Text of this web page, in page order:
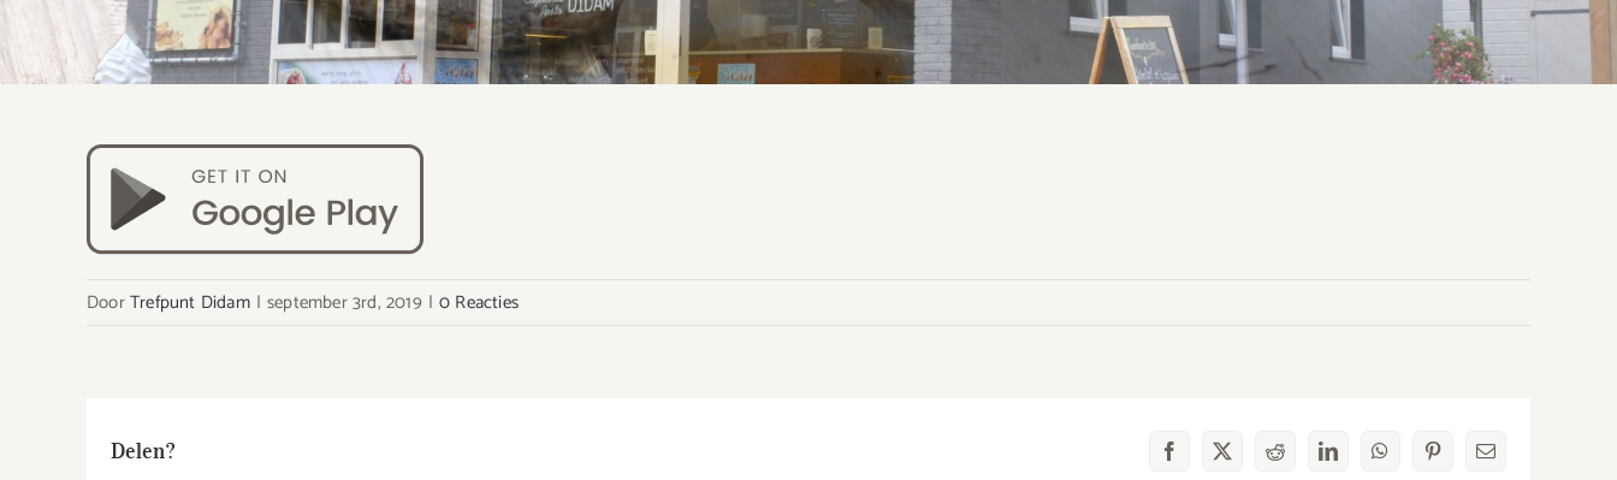
DoorTrefpunt Didam | september 3rd, 2019 | 0 Reacties
Delen? Facebook
X RedditLinkedInWhatsAppPinterest
E-